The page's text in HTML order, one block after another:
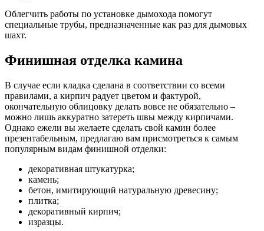
Облегчить работы по установке дымохода помогут
специальные трубы, предназначенные как раз для дымовых
шахт.
Финишная отделка камина
В случае если кладка сделана в соответствии со всеми
правилами, а кирпич радует цветом и фактурой,
окончательную облицовку делать вовсе не обязательно –
можно лишь аккуратно затереть швы между кирпичами.
Однако ежели вы желаете сделать свой камин более
презентабельным, предлагаю вам присмотреться к самым
популярным видам финишной отделки:
декоративная штукатурка;
камень;
бетон, имитирующий натуральную древесину;
плитка;
декоративный кирпич;
изразцы.